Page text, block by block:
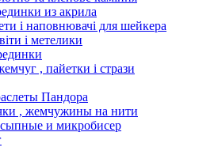
из акрила
і наповнювачі для шейкера
і метелики
, пайетки і стрази
Пандора
, жемчужины на нити
и микробисер